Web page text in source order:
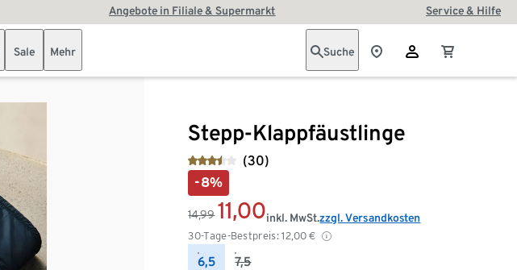
Angebote in Filiale & Supermarkt Service & Hilfe
Sale Mehr Suche
Stepp-Klappfäustlinge
(30)
-8%
14,99 11,00
30-Tage-Bestpreis: 12,00 €
inkl. MwSt.zzgl. Versandkosten
6,5 7,5